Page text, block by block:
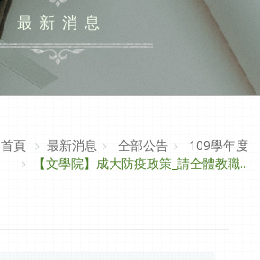
最新消息
首頁
最新消息 全部公告
109學年度
【文學院】成大防疫政策_請全體教職...